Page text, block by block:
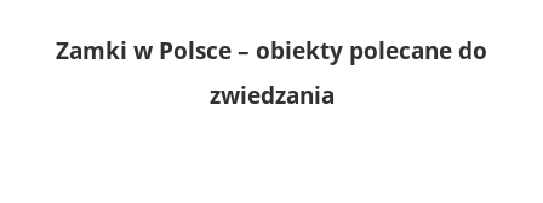
Zamki w Polsce – obiekty polecane do
zwiedzania